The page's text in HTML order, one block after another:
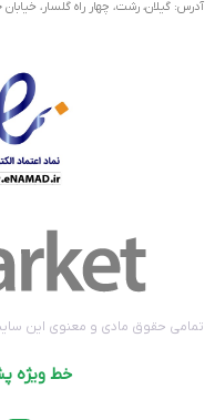
کانال‌های صوتی
آدرس: گیلان، رشت، چهار راه گلسار،
تمامی حقوق مادی و معنوی این
خط ویژه